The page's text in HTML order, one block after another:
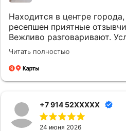
Находится в центре
ресепшен приятные
Вежливо разговаривают.
качественно и вовремя.
Читать полностью
+7 914 52XXXXX
24 июня 2026